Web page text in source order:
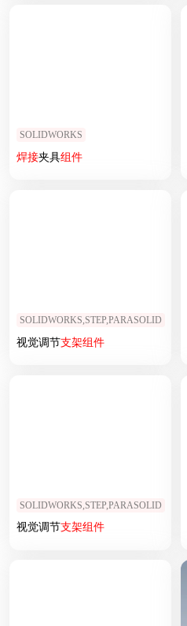
SOLIDWORKS
焊接夹具组件
SOLIDWORKS,STEP,PARASOLID
视觉调节支架组件
SOLIDWORKS,STEP,PARASOLID
视觉调节支架组件